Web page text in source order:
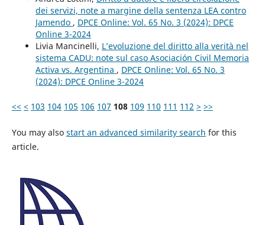
dei servizi, note a margine della sentenza LEA contro
Jamendo , DPCE Online: Vol. 65 No. 3 (2024): DPCE
Online 3-2024
Livia Mancinelli, L’evoluzione del diritto alla verità nel
sistema CADU: note sul caso Asociación Civil Memoria
Activa vs. Argentina , DPCE Online: Vol. 65 No. 3
(2024): DPCE Online 3-2024
<< < 103 104 105 106 107 108 109 110 111 112 > >>
You may also start an advanced similarity search for this
article.